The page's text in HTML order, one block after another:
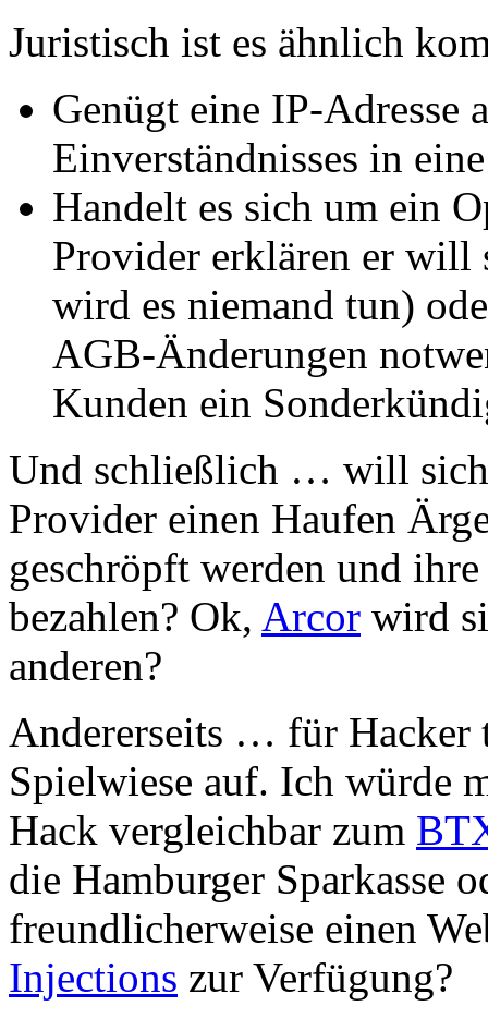
Juristisch ist es ähnlich
Genügt eine IP-Adresse
Einverständnisses in
Handelt es sich um ein
Provider erklären er will
wird es niemand tun)
AGB-Änderungen
Kunden ein
Und schließlich … will
Provider einen Haufen
geschröpft werden und
bezahlen? Ok, Arcor wird
anderen?
Andererseits … für Hacker
Spielwiese auf. Ich würde
Hack vergleichbar zum
die Hamburger Sparkasse
freundlicherweise einen
Injections zur Verfügung?